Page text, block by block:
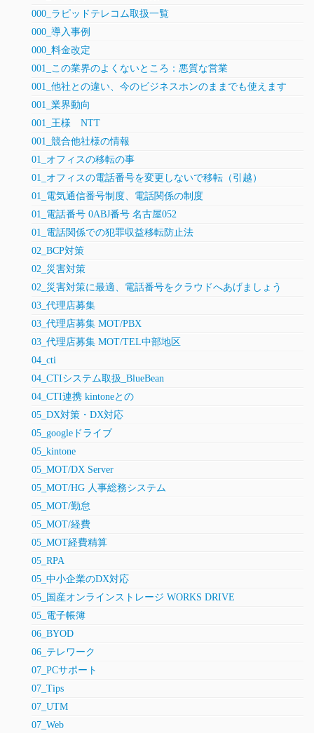
000_ラピッドテレコム取扱一覧
000_導入事例
000_料金改定
001_この業界のよくないところ：悪質な営業
001_他社との違い、今のビジネスホンのままでも使えます
001_業界動向
001_王様 NTT
001_競合他社様の情報
01_オフィスの移転の事
01_オフィスの電話番号を変更しないで移転（引越）
01_電気通信番号制度、電話関係の制度
01_電話番号 0ABJ番号 名古屋052
01_電話関係での犯罪収益移転防止法
02_BCP対策
02_災害対策
02_災害対策に最適、電話番号をクラウドへあげましょう
03_代理店募集
03_代理店募集 MOT/PBX
03_代理店募集 MOT/TEL中部地区
04_cti
04_CTIシステム取扱_BlueBean
04_CTI連携 kintoneとの
05_DX対策・DX対応
05_googleドライブ
05_kintone
05_MOT/DX Server
05_MOT/HG 人事総務システム
05_MOT/勤怠
05_MOT/経費
05_MOT経費精算
05_RPA
05_中小企業のDX対応
05_国産オンラインストレージ WORKS DRIVE
05_電子帳簿
06_BYOD
06_テレワーク
07_PCサポート
07_Tips
07_UTM
07_Web